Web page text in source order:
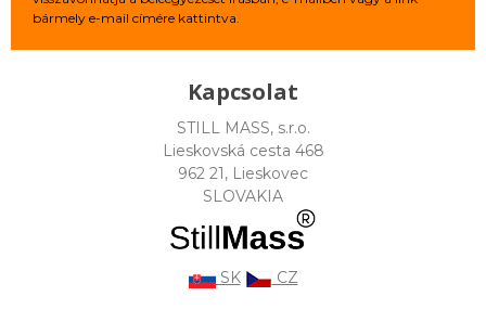
bármely e-mail címére kattintva.
Kapcsolat
STILL MASS, s.r.o.
Lieskovská cesta 468
962 21, Lieskovec
SLOVAKIA
SK CZ